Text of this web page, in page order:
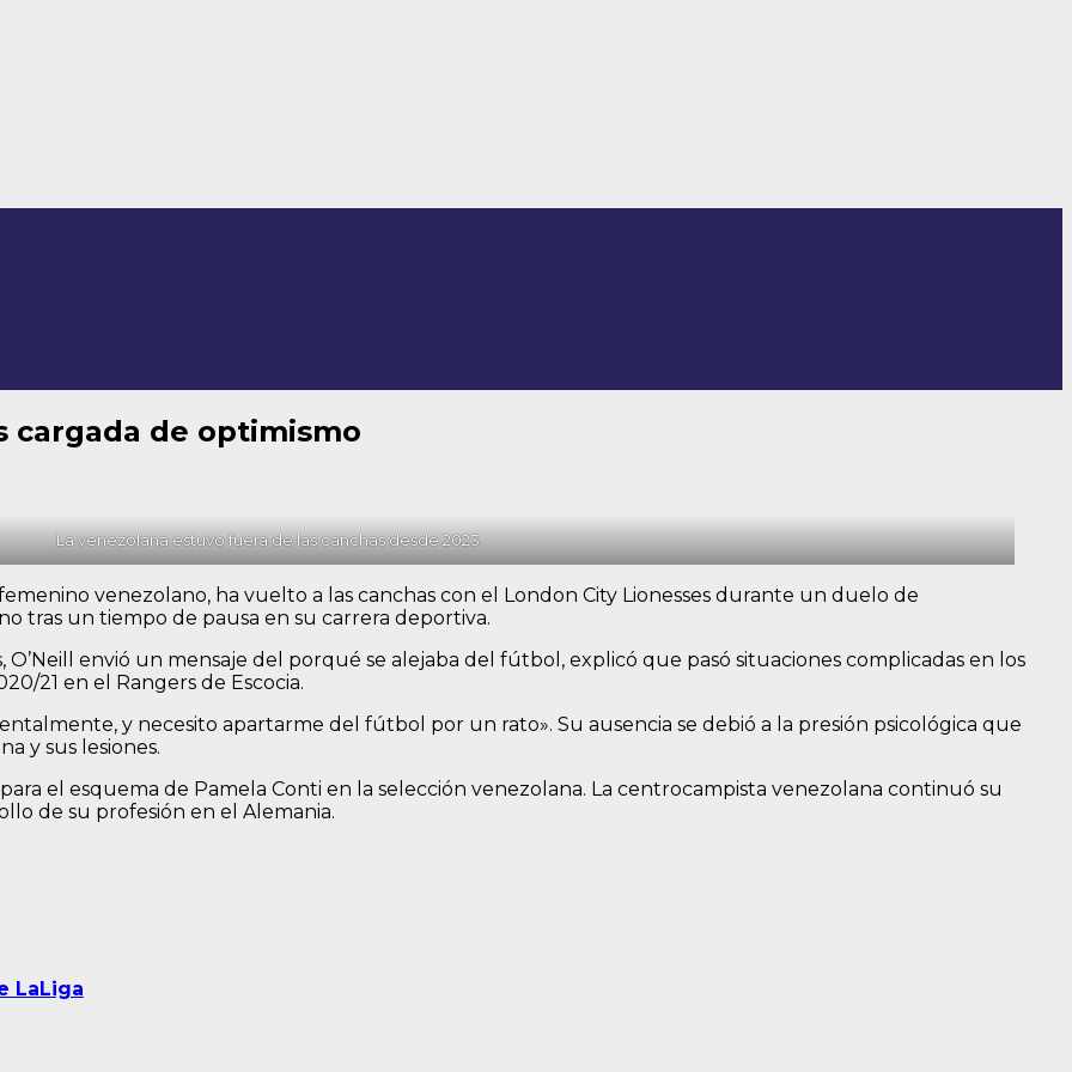
cargada de optimismo
La venezolana estuvo fuera de las canchas desde 2023
venezolano, ha vuelto a las canchas con el London City Lionesses durante un duelo de
tras un tiempo de pausa en su carrera deportiva.
envió un mensaje del porqué se alejaba del fútbol, explicó que pasó situaciones complicadas en los
21 en el Rangers de Escocia.
y necesito apartarme del fútbol por un rato». Su ausencia se debió a la presión psicológica que
y sus lesiones.
el esquema de Pamela Conti en la selección venezolana. La centrocampista venezolana continuó su
de su profesión en el Alemania.
LaLiga